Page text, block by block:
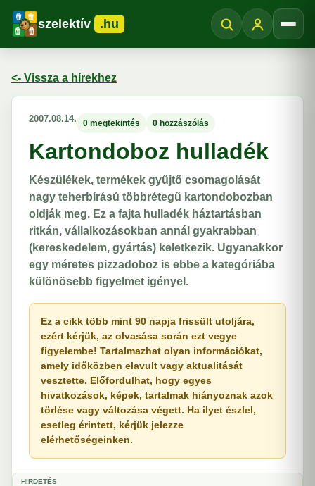
szelektív .hu
<- Vissza a hírekhez
2007.08.14. 0 megtekintés 0 hozzászólás
Kartondoboz hulladék
Készülékek, termékek gyűjtő csomagolását
nagy teherbírású többrétegű kartondobozban
oldják meg. Ez a fajta hulladék háztartásban
ritkán, vállalkozásokban annál gyakrabban
(kereskedelem, gyártás) keletkezik. Ugyanakkor
egy méretes pizzadoboz is ebbe a kategóriába
különösebb figyelmet igényel.
Ez a cikk több mint 90 napja frissült utoljára,
ezért kérjük, az olvasása során ezt vegye
figyelembe! Tartalmazhat olyan információkat,
amely időközben elavult vagy aktualitását
vesztette. Előfordulhat, hogy egyes
hivatkozások, képek, tartalmak hiányoznak azok
törlése vagy változása végett. Ha ilyet észlel,
esetleg érintett, kérjük jelezze
elérhetőségeinken.
HIRDETÉS